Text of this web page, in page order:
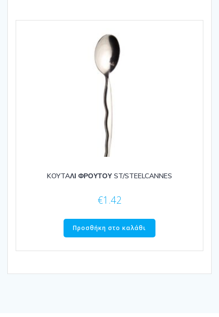
KOYTAΛΙ ΦΡΟΥΤΟΥ ST/STEELCANNES
€1.42
Προσθήκη στο καλάθι